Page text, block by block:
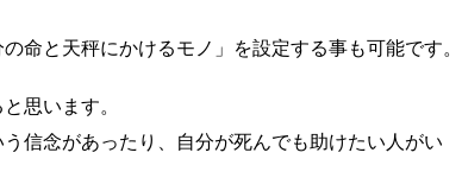
命と天秤にかけるモノ」を設定する事も可能です。
思います。
信念があったり、自分が死んでも助けたい人がい